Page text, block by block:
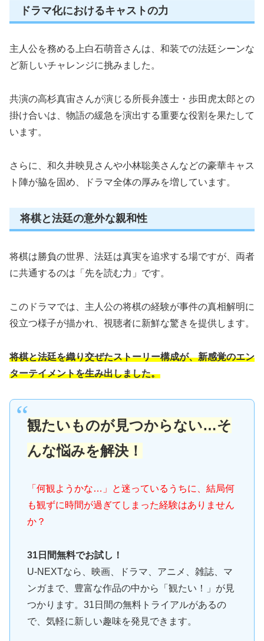
ドラマ化におけるキャストの力
主人公を務める上白石萌音さんは、和装での法廷シーンな
ど新しいチャレンジに挑みました。
共演の高杉真宙さんが演じる所長弁護士・歩田虎太郎との
掛け合いは、物語の緩急を演出する重要な役割を果たして
います。
さらに、和久井映見さんや小林聡美さんなどの豪華キャス
ト陣が脇を固め、ドラマ全体の厚みを増しています。
将棋と法廷の意外な親和性
将棋は勝負の世界、法廷は真実を追求する場ですが、両者
に共通するのは「先を読む力」です。
このドラマでは、主人公の将棋の経験が事件の真相解明に
役立つ様子が描かれ、視聴者に新鮮な驚きを提供します。
将棋と法廷を織り交ぜたストーリー構成が、新感覚のエン
ターテイメントを生み出しました。
観たいものが見つからない…そ
んな悩みを解決！
「何観ようかな…」と迷っているうちに、結局何
も観ずに時間が過ぎてしまった経験はありません
か？
31日間無料でお試し！
U-NEXTなら、映画、ドラマ、アニメ、雑誌、マ
ンガまで、豊富な作品の中から「観たい！」が見
つかります。31日間の無料トライアルがあるの
で、気軽に新しい趣味を発見できます。